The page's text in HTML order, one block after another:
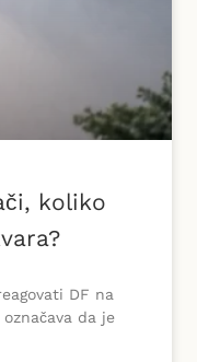
koliko
DF na
da je